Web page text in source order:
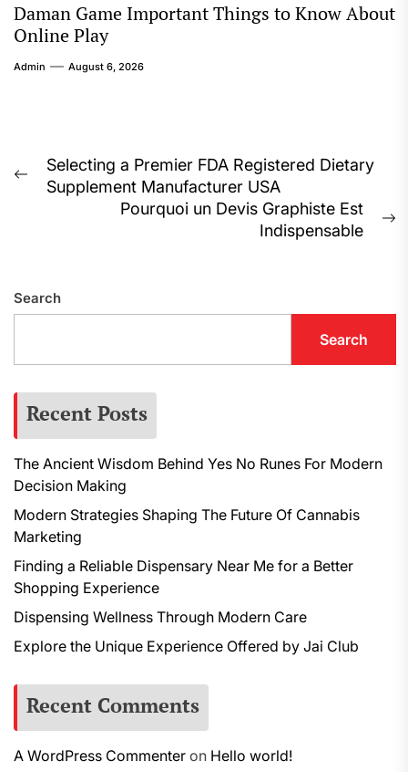
Daman Game Important Things to Know About
Online Play
Admin August 6, 2026
Post
navigation
Previous
Selecting a Premier FDA Registered Dietary
Supplement Manufacturer USA
Pourquoi un Devis Graphiste Est
Indispensable
Search
Search
Recent Posts
The Ancient Wisdom Behind Yes No Runes For Modern
Decision Making
Modern Strategies Shaping The Future Of Cannabis
Marketing
Finding a Reliable Dispensary Near Me for a Better
Shopping Experience
Dispensing Wellness Through Modern Care
Explore the Unique Experience Offered by Jai Club
Recent Comments
A WordPress Commenter on Hello world!